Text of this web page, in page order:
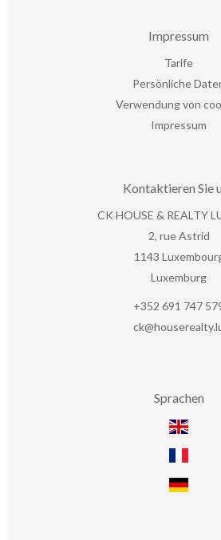
Impressum
Tarife
Persönliche
Verwendung von
Impressum
Kontaktieren Sie
CK HOUSE & REALTY
2, rue Astrid
1143
Luxemburg
+352 691 747
Sprachen